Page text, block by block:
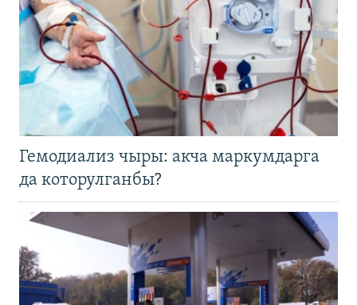
Гемодиализ чыры: акча маркумдарга
да которулганбы?